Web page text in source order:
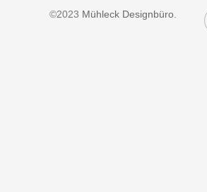
©2023 Mühleck Designbüro